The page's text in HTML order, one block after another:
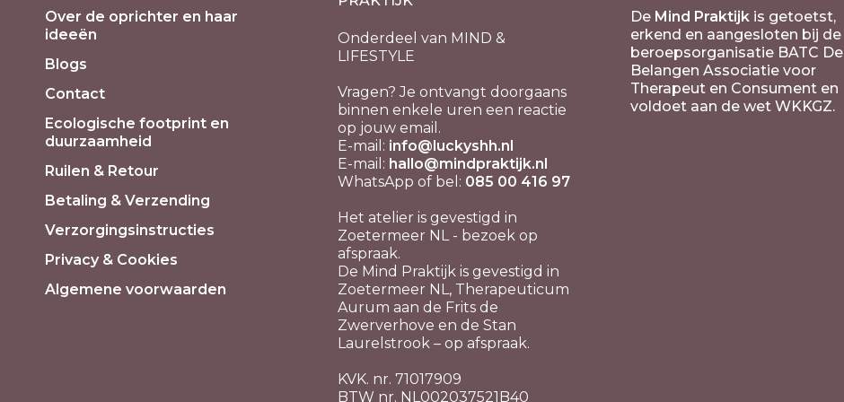
Over de oprichter en haar
ideeën
Blogs
Contact
Ecologische footprint en
duurzaamheid
Ruilen & Retour
Betaling & Verzending
Verzorgingsinstructies
Privacy & Cookies
Algemene voorwaarden
Onderdeel van MIND &
LIFESTYLE
Vragen? Je ontvangt doorgaans
binnen enkele uren een reactie
op jouw email.
E-mail: info@luckyshh.nl
E-mail: hallo@mindpraktijk.nl
WhatsApp of bel: 085 00 416 97
Het atelier is gevestigd in
Zoetermeer NL - bezoek op
afspraak.
De Mind Praktijk is gevestigd in
Zoetermeer NL, Therapeuticum
Aurum aan de Frits de
Zwerverhove en de Stan
Laurelstrook – op afspraak.
KVK. nr. 71017909
BTW nr. NL002037521B40
De Mind Praktijk is getoetst,
erkend en aangesloten bij de
beroepsorganisatie BATC De
Belangen Associatie voor
Therapeut en Consument en
voldoet aan de wet WKKGZ.